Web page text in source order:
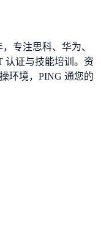
专注思科、华为、
认证与技能培训。资
环境， PING 通您的